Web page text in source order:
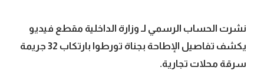
نشرت الحساب الرسمي لـ وزارة الداخلية مقطع فيديو
يكشف تفاصيل الإطاحة بجناة تورطوا بارتكاب 32 جريمة
سرقة محلات تجارية.